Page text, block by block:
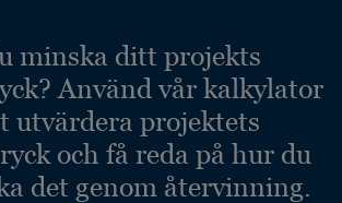
minska ditt projekts
Använd vår kalkylator
utvärdera projektets
och få reda på hur du
det genom återvinning.